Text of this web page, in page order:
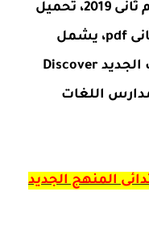
الأول الابتدائى المنهج الجديد ترم ثانى 2019، تحميل
pdf، يشمل
الكتاب موضوعات منهج اكتشف الجديد Discover
اللغات
المنهج الجديد